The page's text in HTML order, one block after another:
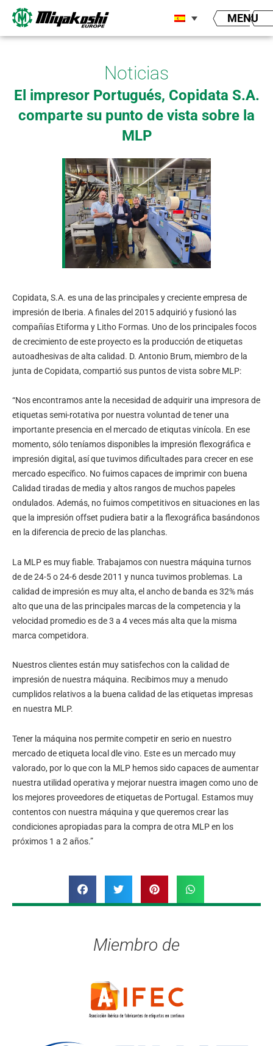
contenido
MENU
Noticias
El impresor Portugués, Copidata S.A.
comparte su punto de vista sobre la
MLP
Copidata, S.A. es una de las principales y creciente empresa de
impresión de Iberia. A finales del 2015 adquirió y fusionó las
compañías Etiforma y Litho Formas. Uno de los principales focos
de crecimiento de este proyecto es la producción de etiquetas
autoadhesivas de alta calidad. D. Antonio Brum, miembro de la
junta de Copidata, compartió sus puntos de vista sobre MLP:
“Nos encontramos ante la necesidad de adquirir una impresora de
etiquetas semi-rotativa por nuestra voluntad de tener una
importante presencia en el mercado de etiqutas vinícola. En ese
momento, sólo teníamos disponibles la impresión flexográfica e
impresión digital, así que tuvimos dificultades para crecer en ese
mercado específico. No fuimos capaces de imprimir con buena
Calidad tiradas de media y altos rangos de muchos papeles
ondulados. Además, no fuimos competitivos en situaciones en las
que la impresión offset pudiera batir a la flexográfica basándonos
en la diferencia de precio de las planchas.
La MLP es muy fiable. Trabajamos con nuestra máquina turnos
de de 24-5 o 24-6 desde 2011 y nunca tuvimos problemas. La
calidad de impresión es muy alta, el ancho de banda es 32% más
alto que una de las principales marcas de la competencia y la
velocidad promedio es de 3 a 4 veces más alta que la misma
marca competidora.
Nuestros clientes están muy satisfechos con la calidad de
impresión de nuestra máquina. Recibimos muy a menudo
cumplidos relativos a la buena calidad de las etiquetas impresas
en nuestra MLP.
Tener la máquina nos permite competir en serio en nuestro
mercado de etiqueta local dle vino. Este es un mercado muy
valorado, por lo que con la MLP hemos sido capaces de aumentar
nuestra utilidad operativa y mejorar nuestra imagen como uno de
los mejores proveedores de etiquetas de Portugal. Estamos muy
contentos con nuestra máquina y que queremos crear las
condiciones apropiadas para la compra de otra MLP en los
próximos 1 a 2 años.”
Miembro de